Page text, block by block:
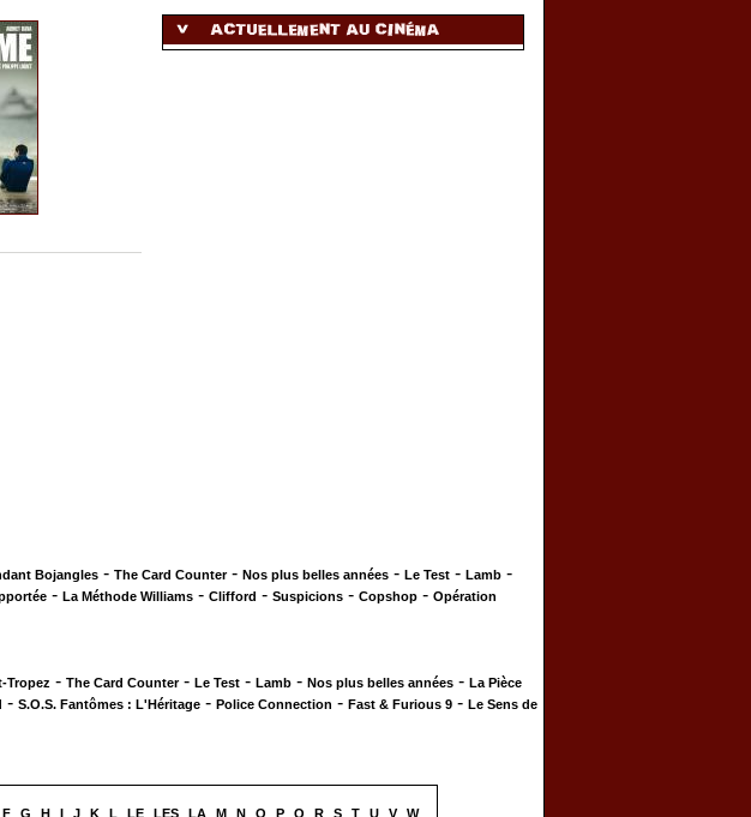
Bojangles - The Card Counter- Nos plus belles années - Le Test - Lamb -
- La Méthode Williams - Clifford - Suspicions - Copshop - Opération
Tropez - The Card Counter- Le Test - Lamb - Nos plus belles années - La Pièce
- S.O.S. Fantômes : L'Héritage - Police Connection - Fast & Furious 9 - Le Sens de
F G H I J K L LE LES LA M N O P Q R S T U V
W